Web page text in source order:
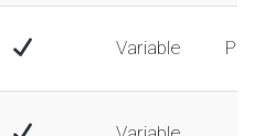
Variable